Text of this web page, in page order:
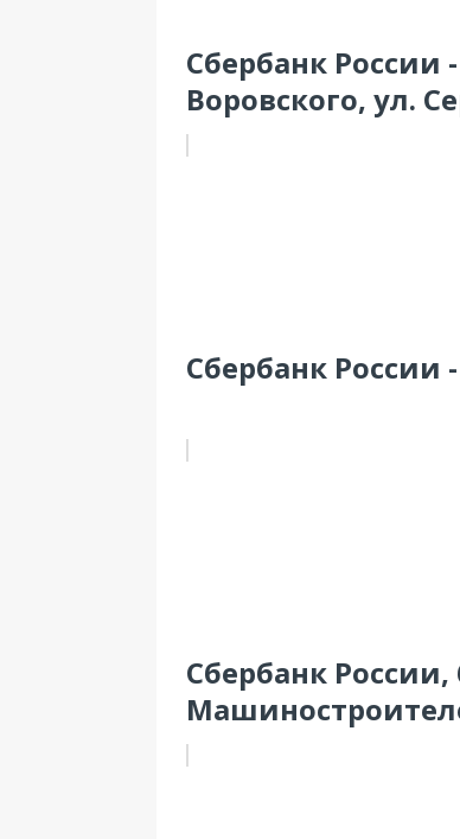
Сбербанк России
Воровского, ул.
Сбербанк России
Сбербанк